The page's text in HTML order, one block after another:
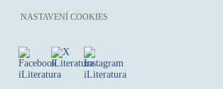
NASTAVENÍ COOKIES